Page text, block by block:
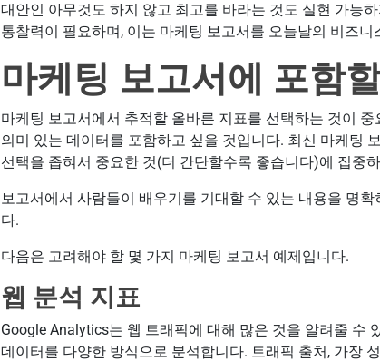
대안인 아무것도 하지 않고 최고를 바라는 것도 실현 가능
통찰력이 필요하며, 이는 마케팅 보고서를 오늘날의 비즈니
마케팅 보고서에 포함
마케팅 보고서에서 추적할 올바른 지표를 선택하는 것이
의미 있는 데이터를 포함하고 싶을 것입니다. 최신 마케팅
선택을 좁혀서 중요한 것(더 간단할수록 좋습니다)에 집중
보고서에서 사람들이 배우기를 기대할 수 있는 내용을 명
다.
다음은 고려해야 할 몇 가지 마케팅 보고서 예제입니다.
웹 분석 지표
Google Analytics는 웹 트래픽에 대해 많은 것을 알려줄 수
데이터를 다양한 방식으로 분석합니다. 트래픽 출처, 가장